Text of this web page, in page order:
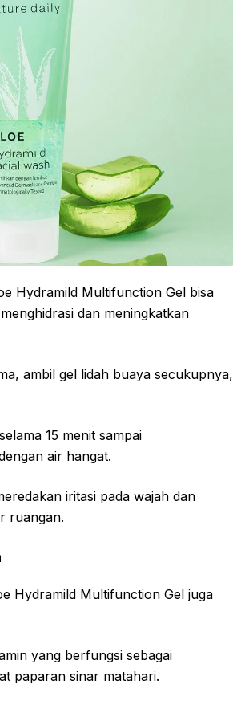
Hydramild Multifunction Gel bisa
dan meningkatkan
ambil gel lidah buaya secukupnya,
15 menit sampai
air hangat.
iritasi pada wajah dan
ruangan.
Hydramild Multifunction Gel juga
yang berfungsi sebagai
paparan sinar matahari.